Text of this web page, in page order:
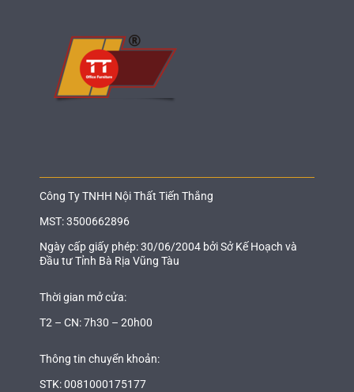
Công Ty TNHH Nội Thất Tiến Thắng
MST: 3500662896
Ngày cấp giấy phép: 30/06/2004 bởi Sở Kế Hoạch và
Đầu tư Tỉnh Bà Rịa Vũng Tàu
Thời gian mở cửa:
T2 – CN: 7h30 – 20h00
Thông tin chuyển khoản:
STK: 0081000175177